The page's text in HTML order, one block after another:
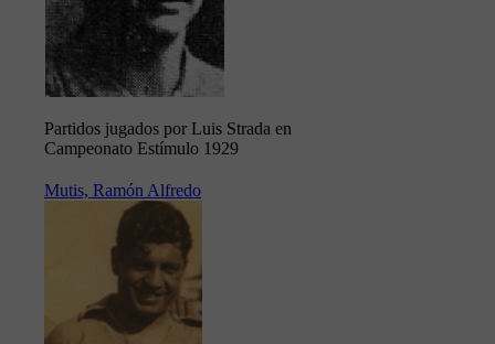
Partidos jugados por Luis Strada en
Campeonato Estímulo 1929
Mutis, Ramón Alfredo